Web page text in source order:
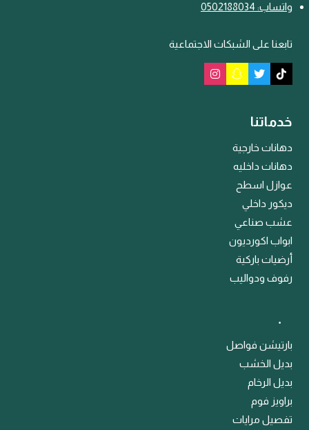
واتساب: 0502188034
تابعنا على الشبكات الاجتماعية
خدماتنا
دهانات خارجية
دهانات داخليه
عوازل اسطح
ديكور داخلي
عشب صناعي
ابواب اكورديون
أرضيات باركية
رفوف ودواليب
﹒
بارتيشن فواصل
بديل الخشب
بديل الرخام
براويز فوم
تفصيل مرايات